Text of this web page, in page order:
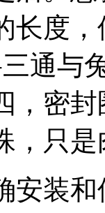
长度
通与
，密
，只
安装